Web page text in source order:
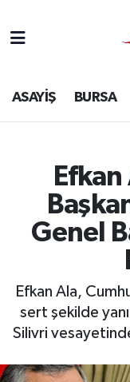
ASAYİŞ BURSA
Efkan
Genel
Efkan Ala,
sert şekilde
Silivri
Bursa
Ekonomi
Foto Galeri
Gündem
Magazin